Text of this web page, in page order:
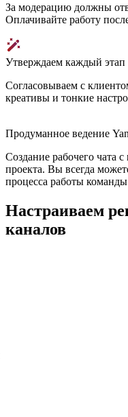
За модерацию должны
Оплачивайте работу
Утверждаем каждый этап
Согласовываем с
креативы и тонкие
Продуманное ведение
Создание рабочего чата
проекта. Вы всегда
процесса работы
Настраиваем
каналов